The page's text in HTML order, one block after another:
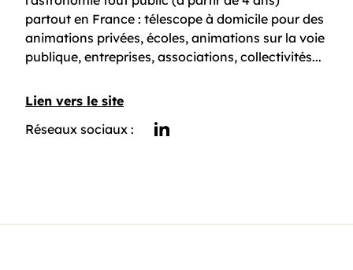
partout en France : télescope à domicile pour des
animations privées, écoles, animations sur la voie
publique, entreprises, associations, collectivités...
Lien vers le site
Réseaux sociaux :